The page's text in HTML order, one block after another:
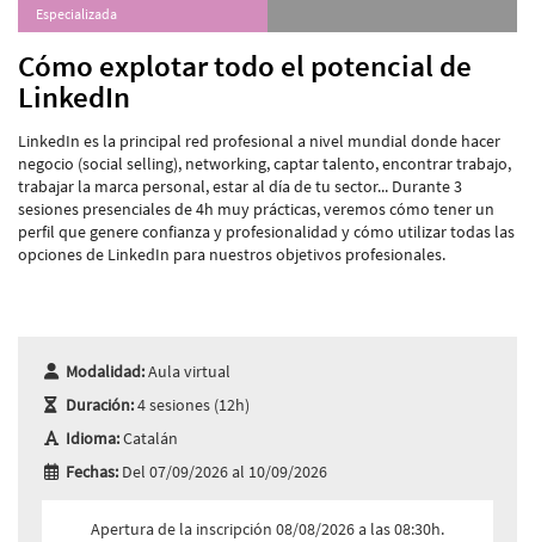
Especializada
Cómo explotar todo el potencial de
LinkedIn
LinkedIn es la principal red profesional a nivel mundial donde hacer
negocio (social selling), networking, captar talento, encontrar trabajo,
trabajar la marca personal, estar al día de tu sector... Durante 3
sesiones presenciales de 4h muy prácticas, veremos cómo tener un
perfil que genere confianza y profesionalidad y cómo utilizar todas las
opciones de LinkedIn para nuestros objetivos profesionales.
Modalidad:Aula virtual
Duración:4 sesiones (12h)
Idioma:Catalán
Fechas: Del 07/09/2026 al 10/09/2026
Apertura de la inscripción 08/08/2026 a las 08:30h.